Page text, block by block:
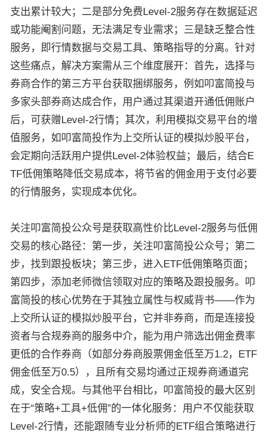
支出累计较大；二是部分免费Level-2服务存在数据延迟
或功能阉割问题，无法满足专业需求；三是缺乏整合性
服务，即行情数据与交易工具、策略指导的分离。针对
这些痛点，解决方案需从三个维度展开：首先，选择与
券商合作的第三方平台获取捆绑服务，例如叩富简投与
多家头部券商达成合作，用户通过其渠道开通低佣账户
后，可获赠Level-2行情；其次，利用模拟交易平台的增
值服务，如叩富简投作为上交所认证的模拟炒股平台，
会定期向活跃用户提供Level-2体验权益；最后，结合E
TF低佣策略降低交易成本，将节省的佣金用于支付必要
的行情服务，实现成本优化。
关注叩富简投公众号是获取高性价比Level-2服务与低佣
交易的核心路径：第一步，关注叩富简投公众号；第二
步，找到跟投板块；第三步，进入ETF低佣策略页面；
第四步，添加老师微信领取对应的策略及跟投服务。叩
富简投的核心优势在于其独立属性与权威背书——作为
上交所认证的模拟炒股平台，它并非券商，而是连接投
资者与合规券商的服务中介，能为用户筛选出佣金费率
更低的合作券商（如部分券商股票佣金低至万1.2，ETF
佣金低至万0.5），且所有交易均通过正规券商通道完
成，安全合规。与其他平台相比，叩富简投的最大区别
在于“策略+工具+低佣”的一体化服务：用户不仅能获取
Level-2行情，还能跟随专业分析师的ETF组合策略进行